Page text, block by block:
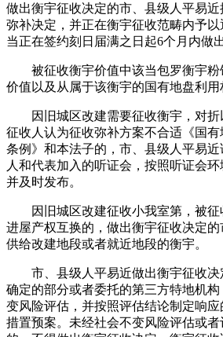
做出衡宇征收决定的市、县级人平易
弥补决定，并正在衡宇征收范畴内予
当正在签约刻日届满之日起6个月内做出
被征收衡宇价值中该当包罗衡宇粉
价值以及从属于该衡宇的国有地盘利用
因旧城区改建需要征收衡宇，对折
征收人认为征收弥补方案不合适《国
条例》和本法子的，市、县级人平易
人和代表加入的听证会，按照听证会环
并及时发布。
因旧城区改建征收小我室第，被征
进屋产权互换的，做出衡宇征收决定
供给改建地段或者就近地段的衡宇。
市、县级人平易近做出衡宇征收决
确定的部分或者委托的第三方特地机
变风险评估，并按照评估结论制定响
措置预案。未经社会不变风险评估或